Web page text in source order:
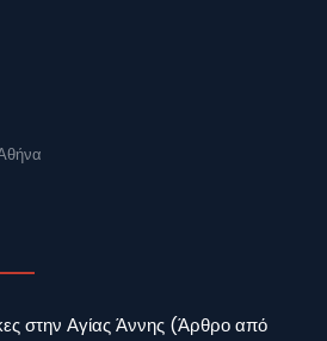
στην Αγίας Άννης (Άρθρο από